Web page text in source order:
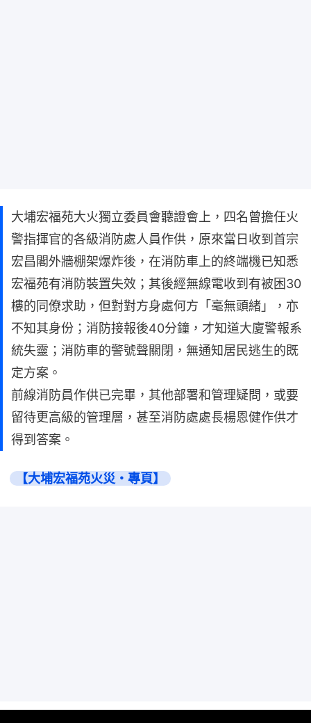
大埔宏福苑大火獨立委員會聽證會上，四名曾擔任火
警指揮官的各級消防處人員作供，原來當日收到首宗
宏昌閣外牆棚架爆炸後，在消防車上的終端機已知悉
宏福苑有消防裝置失效；其後經無線電收到有被困30
樓的同僚求助，但對對方身處何方「毫無頭緒」，亦
不知其身份；消防接報後40分鐘，才知道大廈警報系
統失靈；消防車的警號聲關閉，無通知居民逃生的既
定方案。
前線消防員作供已完畢，其他部署和管理疑問，或要
留待更高級的管理層，甚至消防處處長楊恩健作供才
得到答案。
【大埔宏福苑火災・專頁】